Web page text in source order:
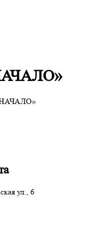
ул., 6